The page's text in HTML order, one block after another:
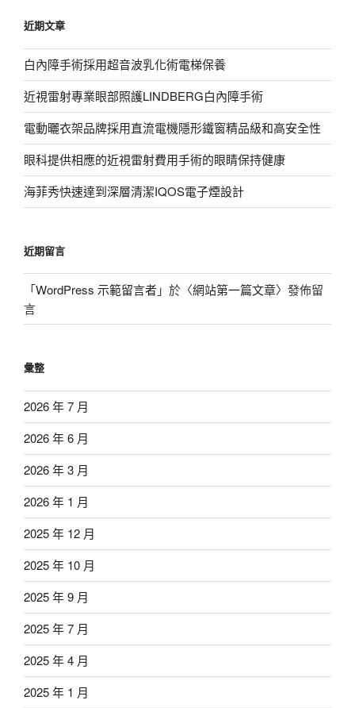
字:
近期文章
白內障手術採用超音波乳化術電梯保養
近視雷射專業眼部照護LINDBERG白內障手術
電動曬衣架品牌採用直流電機隱形鐵窗精品級和高安全性
眼科提供相應的近視雷射費用手術的眼睛保持健康
海菲秀快速達到深層清潔IQOS電子煙設計
近期留言
「WordPress 示範留言者」於〈網站第一篇文章〉發佈留
言
彙整
2026 年 7 月
2026 年 6 月
2026 年 3 月
2026 年 1 月
2025 年 12 月
2025 年 10 月
2025 年 9 月
2025 年 7 月
2025 年 4 月
2025 年 1 月